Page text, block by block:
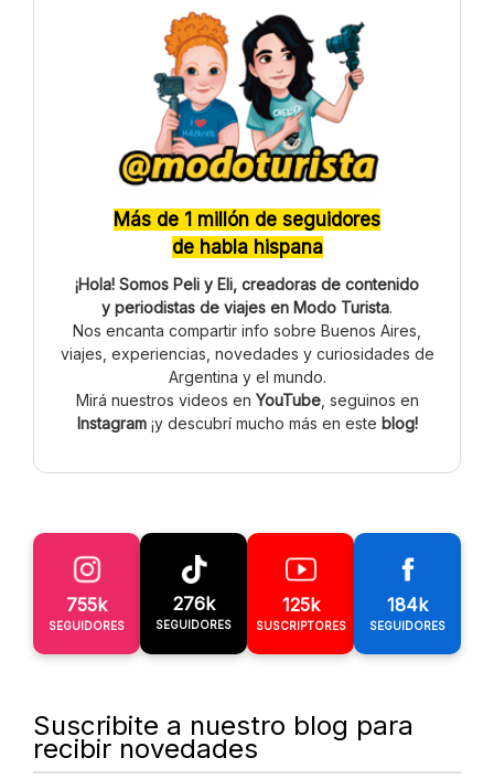
Más de 1 millón de seguidores
de habla hispana
¡Hola! Somos Peli y Eli, creadoras de contenido
y periodistas de viajes en Modo Turista.
Nos encanta compartir info sobre Buenos Aires,
viajes, experiencias, novedades y curiosidades de
Argentina y el mundo.
Mirá nuestros videos en YouTube, seguinos en
Instagram¡y descubrí mucho más en este blog!
755k
SEGUIDORES
276k
SEGUIDORES
125k
SUSCRIPTORES
184k
SEGUIDORES
Suscribite a nuestro blog para
recibir novedades